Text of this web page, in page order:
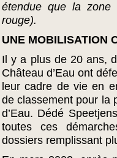
étendue que la zone
rouge).
UNE MOBILISATION
Il y a plus de 20 ans,
Château d’Eau ont
leur cadre de vie en
de classement pour la
d’Eau. Dédé
toutes ces
dossiers remplissant